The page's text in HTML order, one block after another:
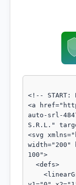
<!-- START:
<a
auto-srl-
S.R.L."
<svg
width="200"
100">